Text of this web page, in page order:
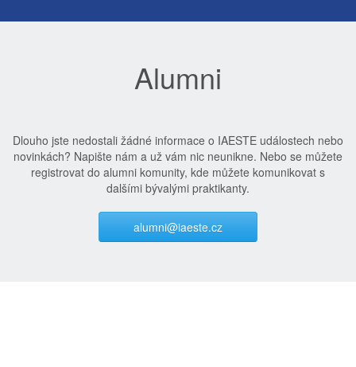
Alumni
Dlouho jste nedostali žádné informace o IAESTE událostech nebo
novinkách? Napište nám a už vám nic neunikne. Nebo se můžete
registrovat do alumni komunity, kde můžete komunikovat s
dalšími bývalými praktikanty.
alumni@iaeste.cz